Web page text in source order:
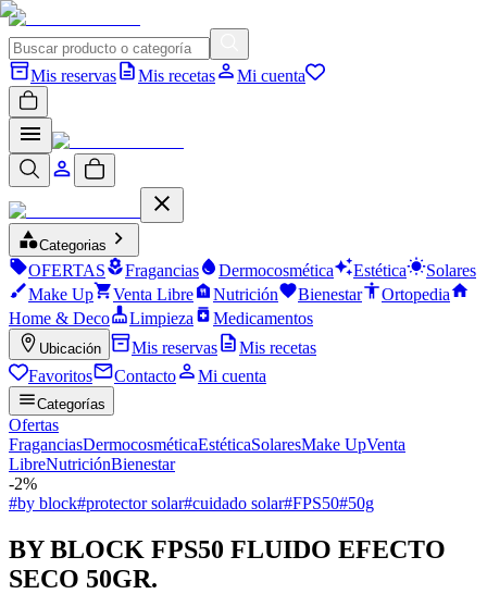
Mis reservas Mis recetas Mi cuenta
Categorias
OFERTAS Fragancias Dermocosmética Estética
Solares
Make Up
Venta Libre Nutrición Bienestar
Ortopedia
Home & Deco
Limpieza Medicamentos
Ubicación Mis reservas
Mis recetas
Favoritos
Contacto Mi cuenta
Categorías
Ofertas
FraganciasDermocosméticaEstéticaSolaresMake UpVenta
LibreNutriciónBienestar
-2%
#by block#protector solar#cuidado solar#FPS50#50g
BY BLOCK FPS50 FLUIDO EFECTO
SECO 50GR.